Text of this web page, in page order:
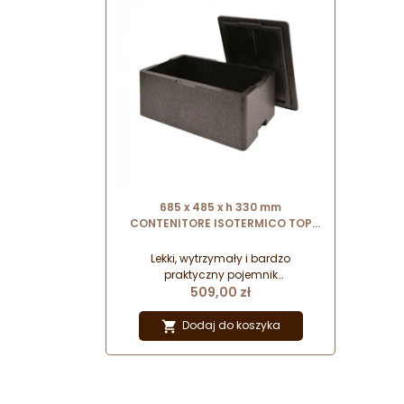
685 x 485 x h 330 mm
CONTENITORE ISOTERMICO TOP
pojemnik termoizolacyjny do
transportu
Lekki, wytrzymały i bardzo
praktyczny pojemnik
termoizolacyjny do transportu
żywności. Pozwala na bezpieczne
transportowanie produktów
spożywczych z zachowaniem
optymalnej temperatury.
Cena
509,00 zł
 Dodaj do koszyka